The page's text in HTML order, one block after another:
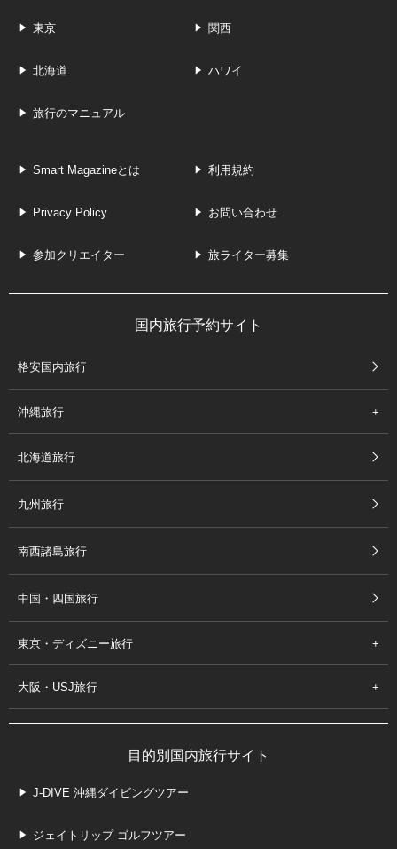
東京 関西
北海道 ハワイ
旅行のマニュアル
Smart Magazineとは 利用規約
Privacy Policy お問い合わせ
参加クリエイター 旅ライター募集
国内旅行予約サイト
格安国内旅行
沖縄旅行
北海道旅行
九州旅行
南西諸島旅行
中国・四国旅行
東京・ディズニー旅行
大阪・USJ旅行
目的別国内旅行サイト
J-DIVE 沖縄ダイビングツアー
ジェイトリップ ゴルフツアー